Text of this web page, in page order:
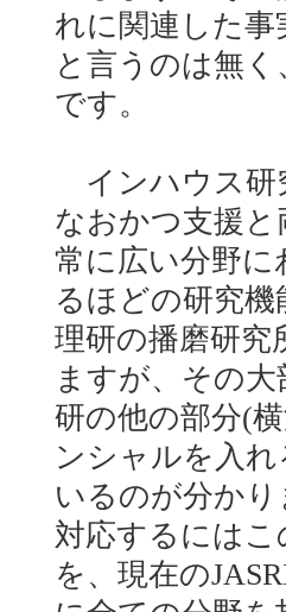
れに関連した事
と言うのは無
です。
インハウス研
なおかつ支援と
常に広い分野に
るほどの研究
理研の播磨研究
ますが、その
研の他の部分(
ンシャルを入
いるのが分か
対応するには
を、現在の